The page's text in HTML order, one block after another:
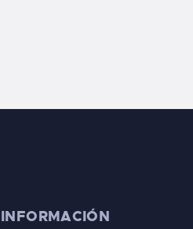
INFORMACIÓN